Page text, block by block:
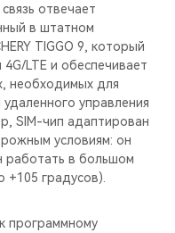
отвечает
в штатном
TIGGO 9, который
LTE и обеспечивает
необходимых для
управления
SIM-чип адаптирован
условиям: он
работать в большом
градусов).
программному